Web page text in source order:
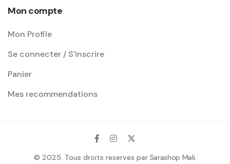
Mon compte
Mon Profile
Se connecter / S'inscrire
Panier
Mes recommendations
© 2025. Tous droits reserves par Sarashop Mali.